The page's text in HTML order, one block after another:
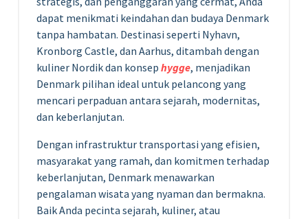
dapat menikmati keindahan dan budaya Denmark
tanpa hambatan. Destinasi seperti Nyhavn,
Kronborg Castle, dan Aarhus, ditambah dengan
kuliner Nordik dan konsep hygge, menjadikan
Denmark pilihan ideal untuk pelancong yang
mencari perpaduan antara sejarah, modernitas,
dan keberlanjutan.
Dengan infrastruktur transportasi yang efisien,
masyarakat yang ramah, dan komitmen terhadap
keberlanjutan, Denmark menawarkan
pengalaman wisata yang nyaman dan bermakna.
Baik Anda pecinta sejarah, kuliner, atau